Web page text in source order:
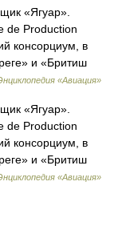
«Ягуар».
de Production
консорциум, в
и «Бритиш
«Авиация»
«Ягуар».
de Production
консорциум, в
и «Бритиш
«Авиация»